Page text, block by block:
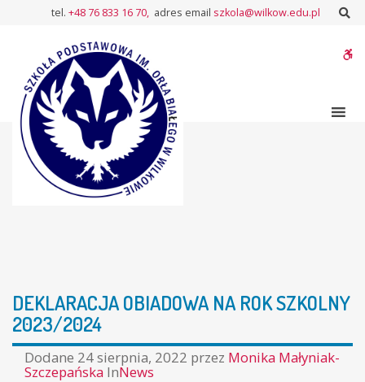
SZKOLNY
2023/2024
tel. +48 76 833 16 70, adres email szkola@wilkow.edu.pl
DEKLARACJA OBIADOWA NA ROK SZKOLNY
2023/2024
Dodane 24 sierpnia, 2022 przez Monika Małyniak-
Szczepańska InNews